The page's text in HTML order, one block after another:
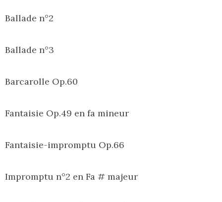
Ballade n°2
Ballade n°3
Barcarolle Op.60
Fantaisie Op.49 en fa mineur
Fantaisie-impromptu Op.66
Impromptu n°2 en Fa # majeur